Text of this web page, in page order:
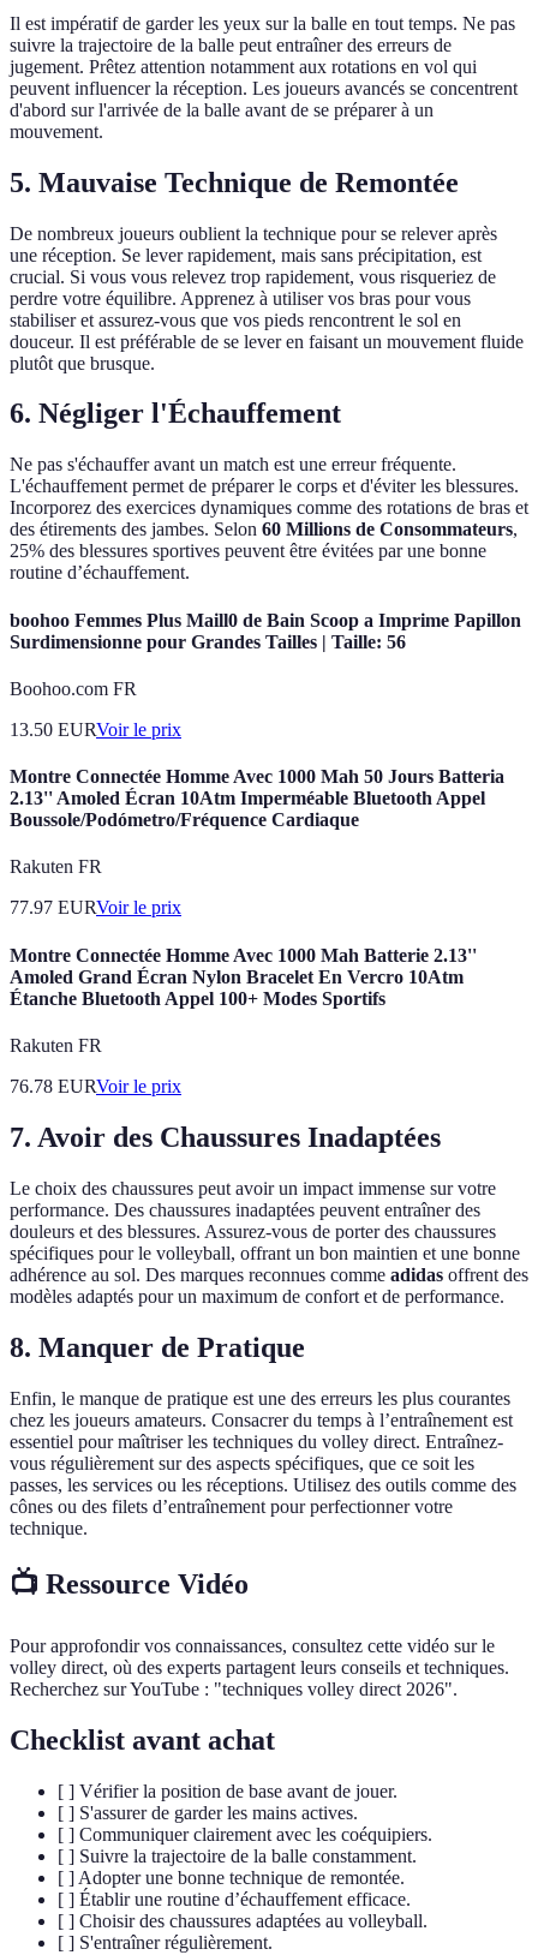
Il est impératif de garder les yeux sur la balle en tout temps. Ne pas
suivre la trajectoire de la balle peut entraîner des erreurs de
jugement. Prêtez attention notamment aux rotations en vol qui
peuvent influencer la réception. Les joueurs avancés se concentrent
d'abord sur l'arrivée de la balle avant de se préparer à un
mouvement.
5. Mauvaise Technique de Remontée
De nombreux joueurs oublient la technique pour se relever après
une réception. Se lever rapidement, mais sans précipitation, est
crucial. Si vous vous relevez trop rapidement, vous risqueriez de
perdre votre équilibre. Apprenez à utiliser vos bras pour vous
stabiliser et assurez-vous que vos pieds rencontrent le sol en
douceur. Il est préférable de se lever en faisant un mouvement fluide
plutôt que brusque.
6. Négliger l'Échauffement
Ne pas s'échauffer avant un match est une erreur fréquente.
L'échauffement permet de préparer le corps et d'éviter les blessures.
Incorporez des exercices dynamiques comme des rotations de bras et
des étirements des jambes. Selon 60 Millions de Consommateurs,
25% des blessures sportives peuvent être évitées par une bonne
routine d’échauffement.
boohoo Femmes Plus Maill0 de Bain Scoop a Imprime Papillon
Surdimensionne pour Grandes Tailles | Taille: 56
Boohoo.com FR
13.50 EURVoir le prix
Montre Connectée Homme Avec 1000 Mah 50 Jours Batteria
2.13'' Amoled Écran 10Atm Imperméable Bluetooth Appel
Boussole/Podómetro/Fréquence Cardiaque
Rakuten FR
77.97 EURVoir le prix
Montre Connectée Homme Avec 1000 Mah Batterie 2.13''
Amoled Grand Écran Nylon Bracelet En Vercro 10Atm
Étanche Bluetooth Appel 100+ Modes Sportifs
Rakuten FR
76.78 EURVoir le prix
7. Avoir des Chaussures Inadaptées
Le choix des chaussures peut avoir un impact immense sur votre
performance. Des chaussures inadaptées peuvent entraîner des
douleurs et des blessures. Assurez-vous de porter des chaussures
spécifiques pour le volleyball, offrant un bon maintien et une bonne
adhérence au sol. Des marques reconnues comme adidas offrent des
modèles adaptés pour un maximum de confort et de performance.
8. Manquer de Pratique
Enfin, le manque de pratique est une des erreurs les plus courantes
chez les joueurs amateurs. Consacrer du temps à l’entraînement est
essentiel pour maîtriser les techniques du volley direct. Entraînez-
vous régulièrement sur des aspects spécifiques, que ce soit les
passes, les services ou les réceptions. Utilisez des outils comme des
cônes ou des filets d’entraînement pour perfectionner votre
technique.
📺 Ressource Vidéo
Pour approfondir vos connaissances, consultez cette vidéo sur le
volley direct, où des experts partagent leurs conseils et techniques.
Recherchez sur YouTube : "techniques volley direct 2026".
Checklist avant achat
[ ] Vérifier la position de base avant de jouer.
[ ] S'assurer de garder les mains actives.
[ ] Communiquer clairement avec les coéquipiers.
[ ] Suivre la trajectoire de la balle constamment.
[ ] Adopter une bonne technique de remontée.
[ ] Établir une routine d’échauffement efficace.
[ ] Choisir des chaussures adaptées au volleyball.
[ ] S'entraîner régulièrement.